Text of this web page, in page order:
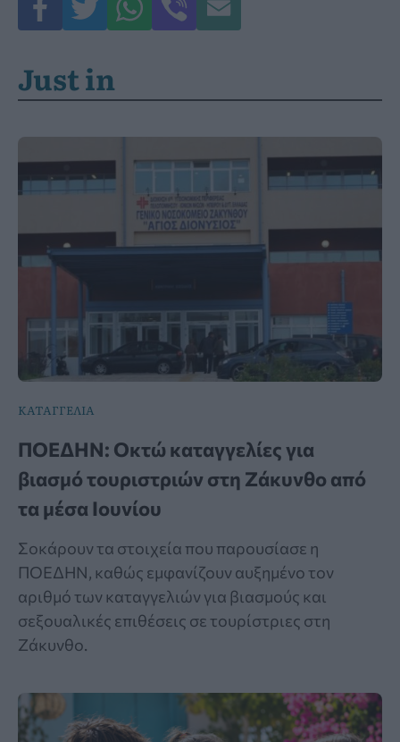
Just in
ΚΑΤΑΓΓΕΛΙΑ
ΠΟΕΔΗΝ: Οκτώ καταγγελίες για
βιασμό τουριστριών στη Ζάκυνθο από
τα μέσα Ιουνίου
Σοκάρουν τα στοιχεία που παρουσίασε η
ΠΟΕΔΗΝ, καθώς εμφανίζουν αυξημένο τον
αριθμό των καταγγελιών για βιασμούς και
σεξουαλικές επιθέσεις σε τουρίστριες στη
Ζάκυνθο.